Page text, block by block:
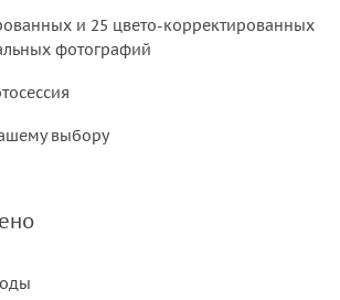
и 25 цвето-корректированных
фотографий
выбору
права на использование